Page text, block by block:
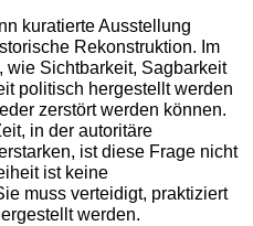
kuratierte Ausstellung
Rekonstruktion. Im
wie Sichtbarkeit, Sagbarkeit
politisch hergestellt werden
zerstört werden können.
in der autoritäre
ist diese Frage nicht
ist keine
muss verteidigt, praktiziert
werden.